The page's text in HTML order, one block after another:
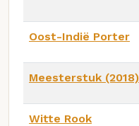
Oost-Indië Porter
Meesterstuk (2018)
Witte Rook